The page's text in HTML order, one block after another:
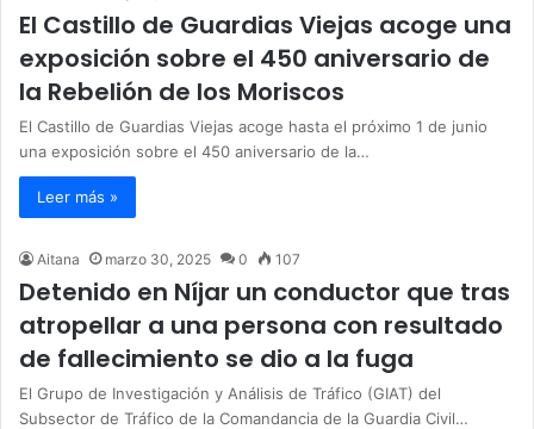
El Castillo de Guardias Viejas acoge una
exposición sobre el 450 aniversario de
la Rebelión de los Moriscos
El Castillo de Guardias Viejas acoge hasta el próximo 1 de junio
una exposición sobre el 450 aniversario de la…
Leer más »
Aitana marzo 30, 2025 0 107
Detenido en Níjar un conductor que tras
atropellar a una persona con resultado
de fallecimiento se dio a la fuga
El Grupo de Investigación y Análisis de Tráfico (GIAT) del
Subsector de Tráfico de la Comandancia de la Guardia Civil…